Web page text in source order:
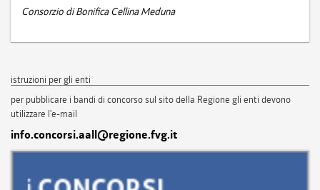
Consorzio di Bonifica Cellina Meduna
istruzioni per gli enti
per pubblicare i bandi di concorso sul sito della Regione gli enti devono
utilizzare l'e-mail
info.concorsi.aall@regione.fvg.it